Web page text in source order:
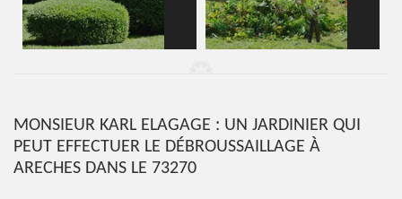
MONSIEUR KARL ELAGAGE : UN JARDINIER QUI
PEUT EFFECTUER LE DÉBROUSSAILLAGE À
ARECHES DANS LE 73270